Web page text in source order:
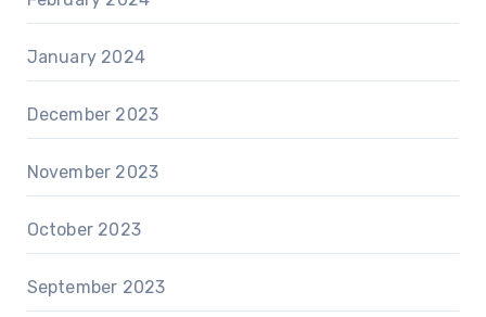
January 2024
December 2023
November 2023
October 2023
September 2023